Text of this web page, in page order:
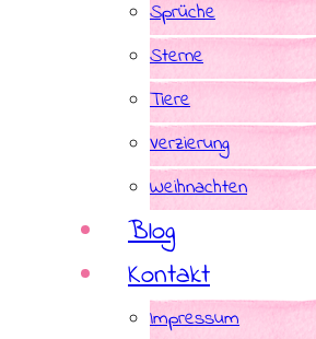
Sprüche
Sterne
Tiere
Verzierung
Weihnachten
Blog
Kontakt
Impressum